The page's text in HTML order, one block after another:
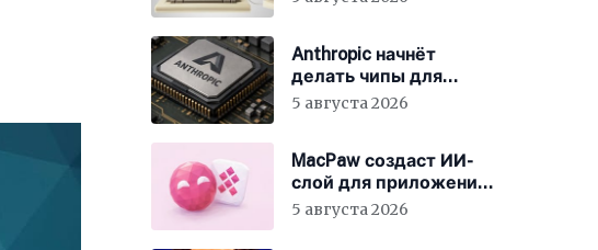
Anthropic начнёт
делать чипы для
Claude
5 августа 2026
MacPaw создаст ИИ-
слой для приложений
Mac
5 августа 2026